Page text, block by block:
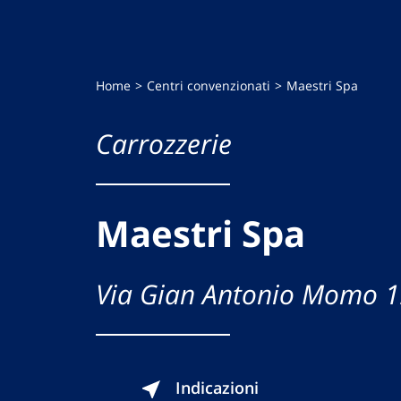
Home Centri convenzionati Maestri Spa
Carrozzerie
Maestri Spa
Via Gian Antonio Momo
Indicazioni